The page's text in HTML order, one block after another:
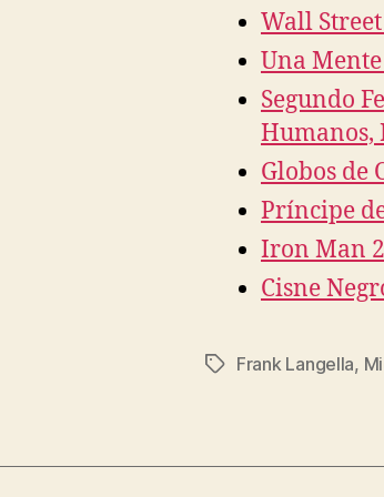
Wall
Una
Segundo
Humanos,
Globos de
Príncipe
Iron Man
Cisne
Etiquetas
Frank Langella,